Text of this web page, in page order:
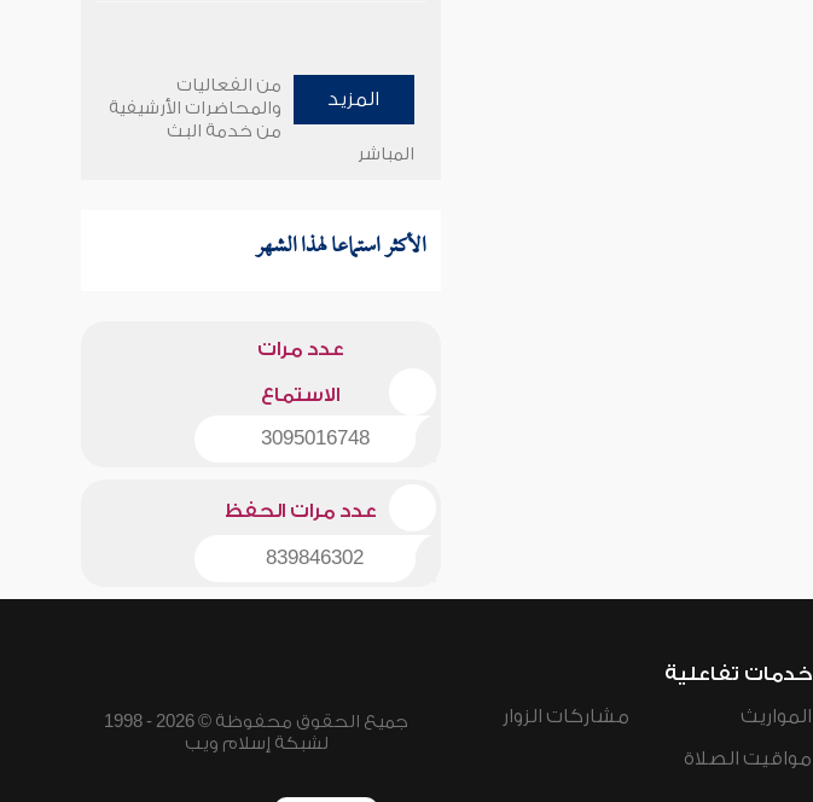
المزيد
من الفعاليات
والمحاضرات الأرشيفية
من خدمة البث
المباشر
الأكثر استماعا لهذا الشهر
عدد مرات
الاستماع
3095016748
عدد مرات الحفظ
839846302
خدمات تفاعلية
المواريث
مواقيت الصلاة
مشاركات الزوار
جميع الحقوق محفوظة © 2026 - 1998
لشبكة إسلام ويب